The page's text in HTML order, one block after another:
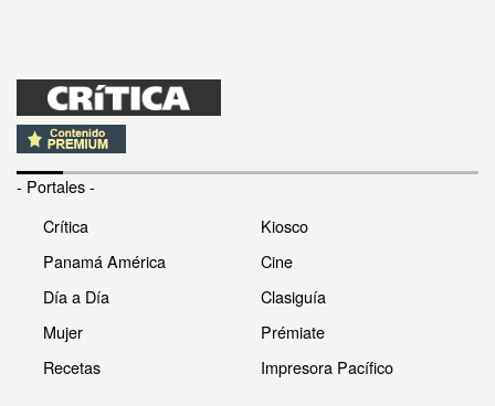
- Portales -
Crítica
Panamá América
Día a Día
Mujer
Recetas
Kiosco
Cine
Clasiguía
Prémiate
Impresora Pacífico